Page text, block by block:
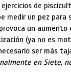
ejercicios de
medir un pez
un
(ya no es
ser más
en Siete,